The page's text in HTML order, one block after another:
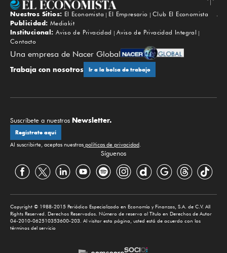
Subir
Nuestros Sitios: El Economista El Empresario
Club El Economista
Publicidad: Mediakit
Institucional: Aviso de Privacidad
Aviso de Privacidad Integral
Contacto
Una empresa de Nacer Global
Trabaja con nosotros Ir a la bolsa de trabajo
Suscríbete a nuestros Newsletter.
Regístrate aquí
Al suscribirte, aceptas nuestras políticas de privacidad.
Síguenos
Copyright © 1988-2015 Periódico Especializado en Economía y Finanzas, S.A. de C.V. All
Rights Reserved. Derechos Reservados. Número de reserva al Título en Derechos de Autor
04-2010-062510353600-203. Al visitar esta página, usted está de acuerdo con los
términos del servicio